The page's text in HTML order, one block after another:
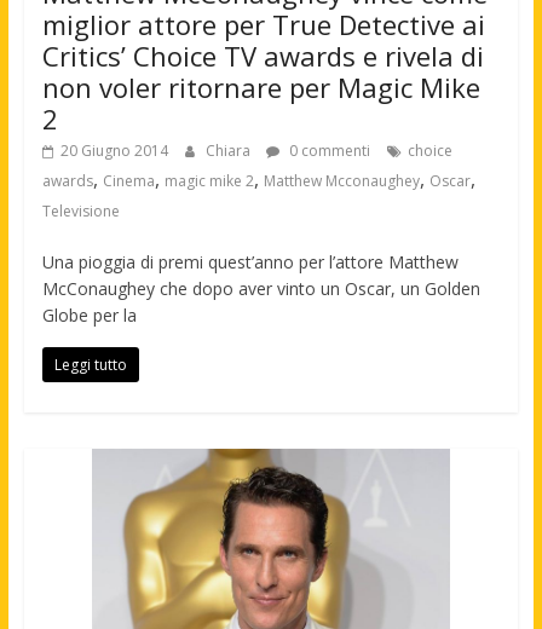
miglior attore per True Detective ai
Critics’ Choice TV awards e rivela di
non voler ritornare per Magic Mike
2
20 Giugno 2014 Chiara 0 commenti
choice
awards, Cinema, magic mike 2, Matthew Mcconaughey, Oscar,
Televisione
Una pioggia di premi quest’anno per l’attore Matthew
McConaughey che dopo aver vinto un Oscar, un Golden
Globe per la
Leggi tutto